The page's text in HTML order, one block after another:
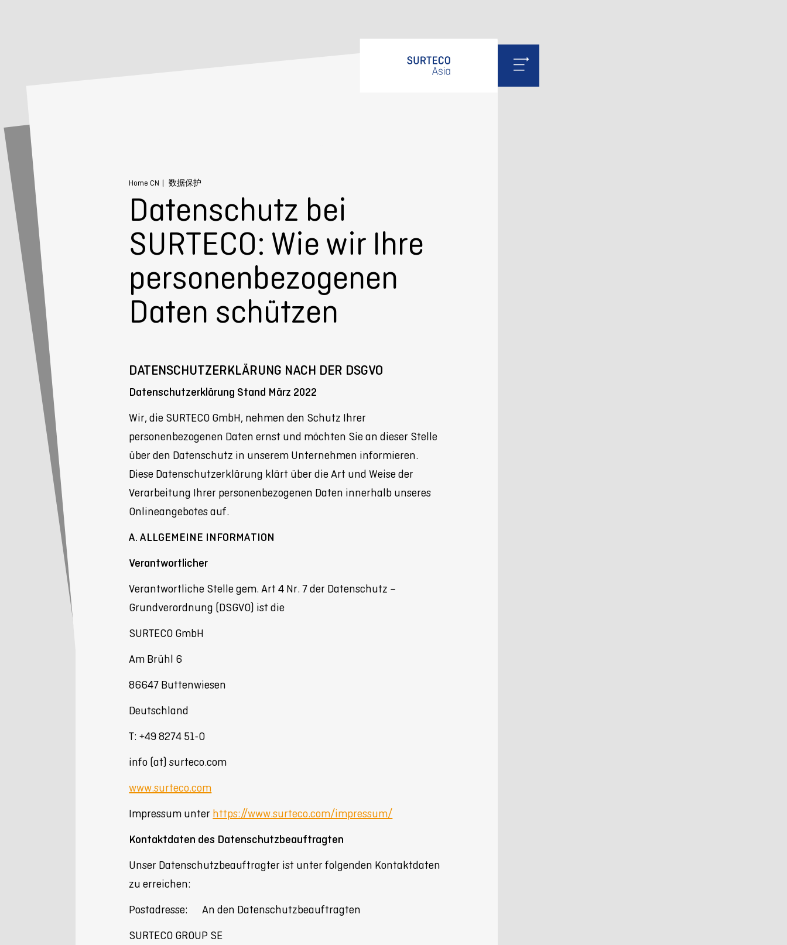
Home CN 数据保护
Datenschutz bei
SURTECO: Wie wir Ihre
personenbezogenen
Daten schützen
DATENSCHUTZERKLÄRUNG NACH DER DSGVO
Datenschutzerklärung Stand März 2022
Wir, die SURTECO GmbH, nehmen den Schutz Ihrer
personenbezogenen Daten ernst und möchten Sie an dieser Stelle
über den Datenschutz in unserem Unternehmen informieren.
Diese Datenschutzerklärung klärt über die Art und Weise der
Verarbeitung Ihrer personenbezogenen Daten innerhalb unseres
Onlineangebotes auf.
A. ALLGEMEINE INFORMATION
Verantwortlicher
Verantwortliche Stelle gem. Art 4 Nr. 7 der Datenschutz –
Grundverordnung (DSGVO) ist die
SURTECO GmbH
Am Brühl 6
86647 Buttenwiesen
Deutschland
T: +49 8274 51-0
info (at) surteco.com
www.surteco.com
Impressum unter https://www.surteco.com/impressum/
Kontaktdaten des Datenschutzbeauftragten
Unser Datenschutzbeauftragter ist unter folgenden Kontaktdaten
zu erreichen:
Postadresse: An den Datenschutzbeauftragten
SURTECO GROUP SE